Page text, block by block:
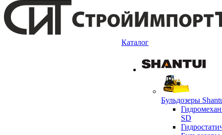
Каталог
Бульдозеры
SD